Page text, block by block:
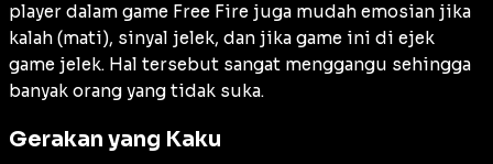
player dalam game Free Fire juga mudah emosian jika
kalah (mati), sinyal jelek, dan jika game ini di ejek
game jelek. Hal tersebut sangat menggangu sehingga
banyak orang yang tidak suka.
Gerakan yang Kaku